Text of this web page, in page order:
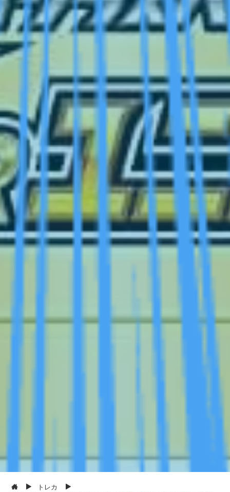
トレカ